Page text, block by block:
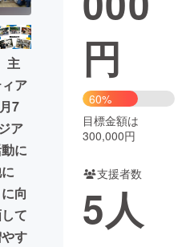
性化
CAMPFIRE Creation
コミュニティ
主
ア
7
ア
に
向
て
す
円
60%
目標金額は
300,000円
支援者数
5人